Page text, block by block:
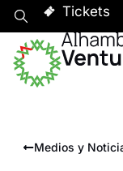
Tickets
Medios y